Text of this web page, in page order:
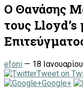
Ο Θανάσης
τους Lloyd’s
efoni — 18
Tweet on
Google+